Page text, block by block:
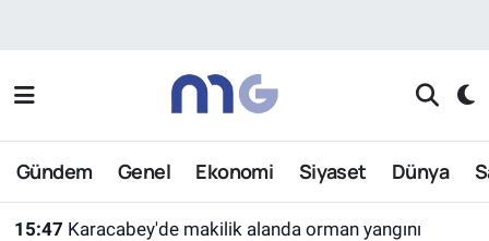
Gündem Genel Ekonomi Siyaset Dünya
15:47 Karacabey'de makilik alanda orman yangını
Nöbetçi Eczaneler
Hava Durumu